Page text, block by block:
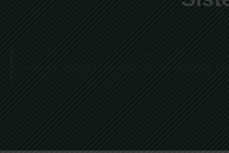
Perpustakaan Balai Pelatihan Kesehatan Batam
profesional di bidang kesehatan. Kami memiliki koleksi
kedokteran, keperawatan kesehatan, farmasi, dan masih